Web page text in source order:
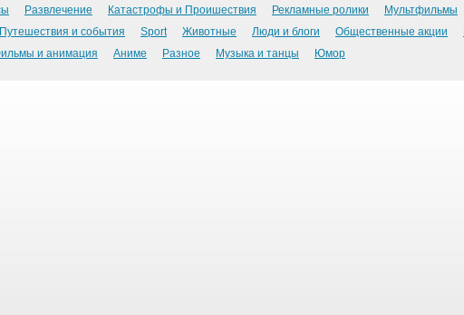
Развлечение Катастрофы и Проишествия Рекламные ролики
Мультфильмы
Путешествия и события Sport Животные Люди и блоги Общественные акции
и анимация Аниме Разное Музыка и танцы Юмор